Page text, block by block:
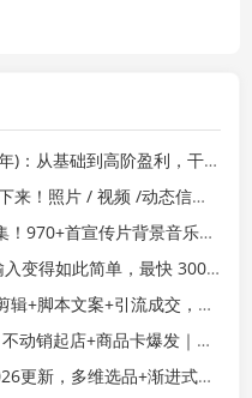
干货拉满，帮你建立稳定盈利运营知识体系
存本地，Github最新开源项目 QzoneArchive
无版权可商用大气素材，分类清晰，高质量内容
300 字/分，AI 自动润色，说话秒变工整文字
交，打爆本地流量提升门店业绩实操教学
法+店群批量复制｜轻松玩转抖音小店全域流量
进式打法+AI应用，从0到1打造盈利店铺